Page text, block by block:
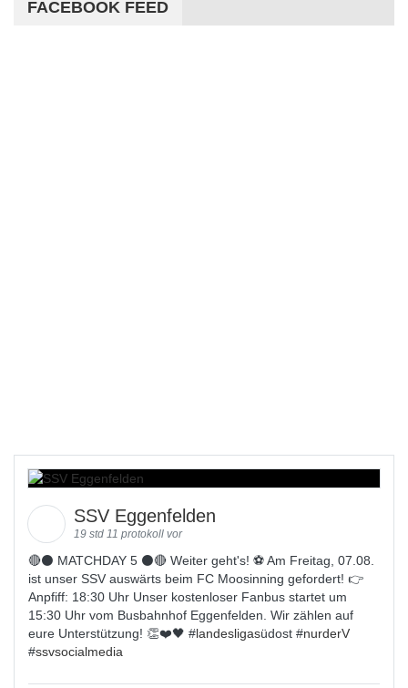
FACEBOOK FEED
SSV Eggenfelden
19 std 11 protokoll vor
🔴⚫️ MATCHDAY 5 ⚫️🔴 Weiter geht's! ⚽ Am Freitag, 07.08.
ist unser SSV auswärts beim FC Moosinning gefordert! 👉
Anpfiff: 18:30 Uhr Unser kostenloser Fanbus startet um
15:30 Uhr vom Busbahnhof Eggenfelden. Wir zählen auf
eure Unterstützung! 👏❤️🖤 #landesligasüdost #nurderV
#ssvsocialmedia